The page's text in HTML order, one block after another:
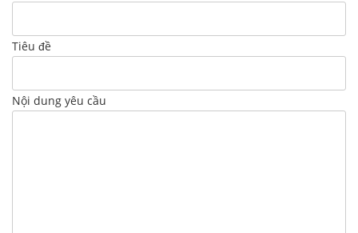
Tiêu đề
Nội dung yêu cầu